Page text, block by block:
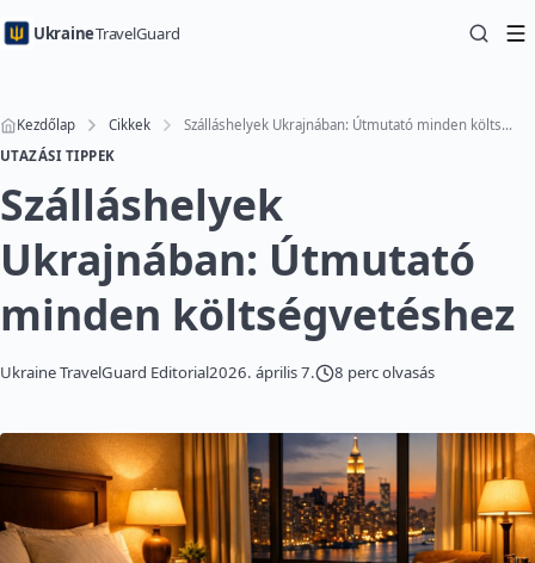
UkraineTravelGuard
Kezdőlap Cikkek
Szálláshelyek Ukrajnában: Útmutató minden költségvetéshez
UTAZÁSI TIPPEK
Szálláshelyek
Ukrajnában: Útmutató
minden költségvetéshez
Ukraine TravelGuard Editorial2026. április 7. 8 perc olvasás